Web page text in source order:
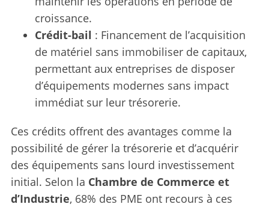
croissance.
Crédit-bail : Financement de l’acquisition
de matériel sans immobiliser de capitaux,
permettant aux entreprises de disposer
d’équipements modernes sans impact
immédiat sur leur trésorerie.
Ces crédits offrent des avantages comme la
possibilité de gérer la trésorerie et d’acquérir
des équipements sans lourd investissement
initial. Selon la Chambre de Commerce et
d’Industrie, 68% des PME ont recours à ces